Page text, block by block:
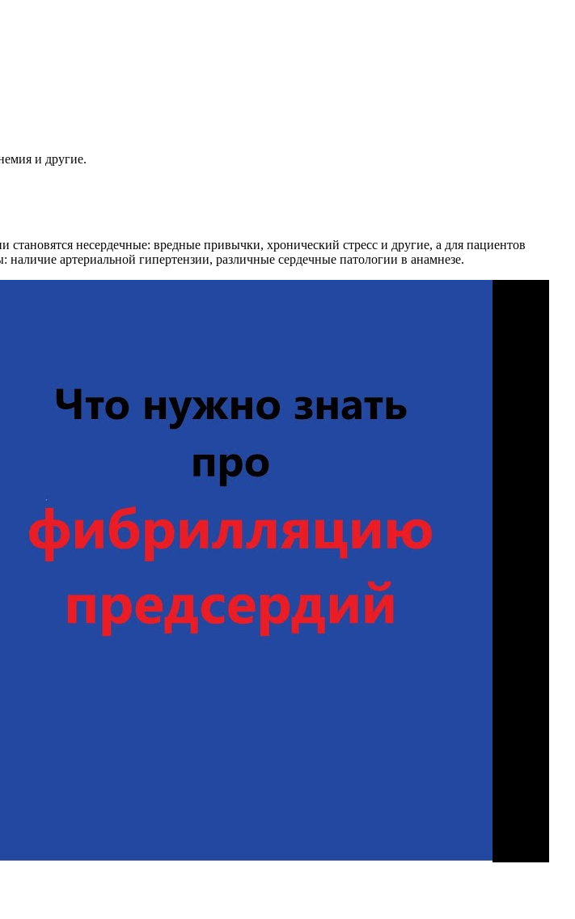
и другие.
несердечные: вредные привычки, хронический стресс и другие, а для пациентов
артериальной гипертензии, различные сердечные патологии в анамнезе.